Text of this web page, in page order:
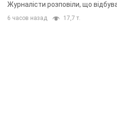
Журналісти розповіли, що
6 часов назад 17,7 т.